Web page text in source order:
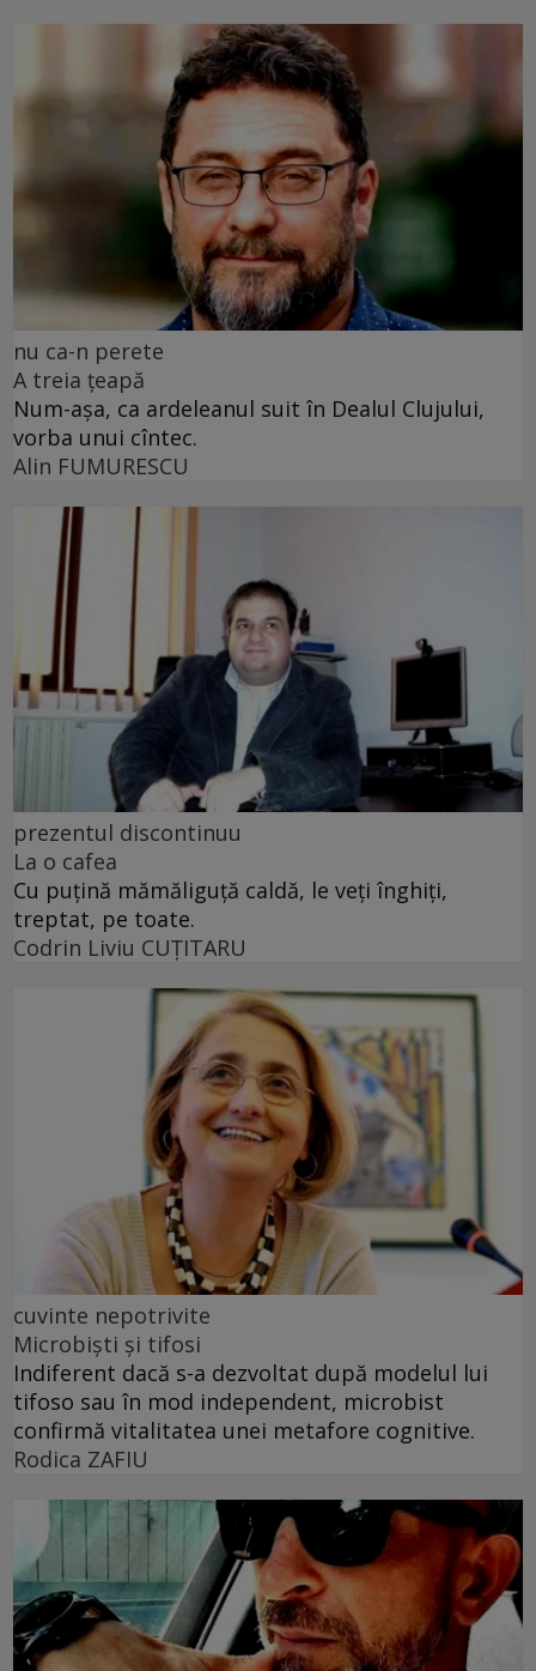
nu ca-n perete
A treia țeapă
Num-așa, ca ardeleanul suit în Dealul Clujului,
vorba unui cîntec.
Alin FUMURESCU
prezentul discontinuu
La o cafea
Cu puţină mămăliguţă caldă, le veţi înghiţi,
treptat, pe toate.
Codrin Liviu CUŢITARU
cuvinte nepotrivite
Microbiști și tifosi
Indiferent dacă s-a dezvoltat după modelul lui
tifoso sau în mod independent, microbist
confirmă vitalitatea unei metafore cognitive.
Rodica ZAFIU